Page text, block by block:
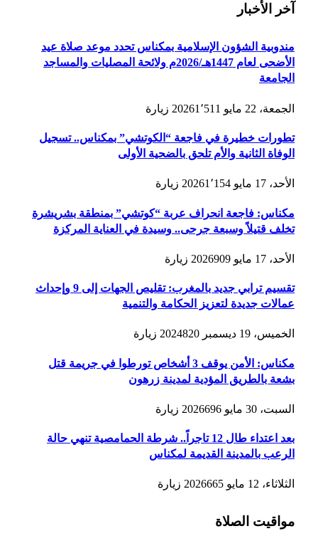
آخر الأخبار
مندوبية الشؤون الإسلامية بمكناس تحدد موعد صلاة عيد
الأضحى لعام 1447هـ/2026م ولائحة المصليات والمساجد
الجامعة
الجمعة، 22 مايو 2026 1٬511 زيارة
تطورات خطيرة في فاجعة “الكوتشي” بمكناس.. تسجيل
الوفاة الثانية والأم تلحق بالضحية الأولى
الأحد، 17 مايو 2026 1٬154 زيارة
مكناس: فاجعة انحراف عربة “كوتشي” بمنطقة بشريشرة
تخلف قتيلاً وسبعة جرحى.. وسيدة في العناية المركزة
الأحد، 17 مايو 2026 909 زيارة
تقسيم ترابي جديد بالمغرب: تقليص الجهات إلى 9 وإحداث
عمالات جديدة لتعزيز الحكامة والتنمية
الخميس، 19 ديسمبر 2024 820 زيارة
مكناس: الأمن يوقف 3 أشخاص تورطوا في جريمة قتل
بشعة بالطريق المؤدية لمدينة زرهون
السبت، 30 مايو 2026 696 زيارة
بعد اعتداء طال 12 تاجراً.. شرطة الحمامصية تنهي حالة
الرعب بالمدينة القديمة لمكناس
الثلاثاء، 12 مايو 2026 665 زيارة
مواقيت الصلاة